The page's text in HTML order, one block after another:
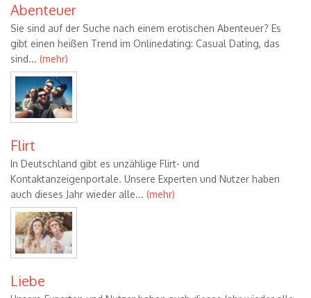
Abenteuer
Sie sind auf der Suche nach einem erotischen Abenteuer? Es
gibt einen heißen Trend im Onlinedating: Casual Dating, das
sind... (mehr)
Flirt
In Deutschland gibt es unzählige Flirt- und
Kontaktanzeigenportale. Unsere Experten und Nutzer haben
auch dieses Jahr wieder alle... (mehr)
Liebe